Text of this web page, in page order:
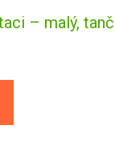
– malý,